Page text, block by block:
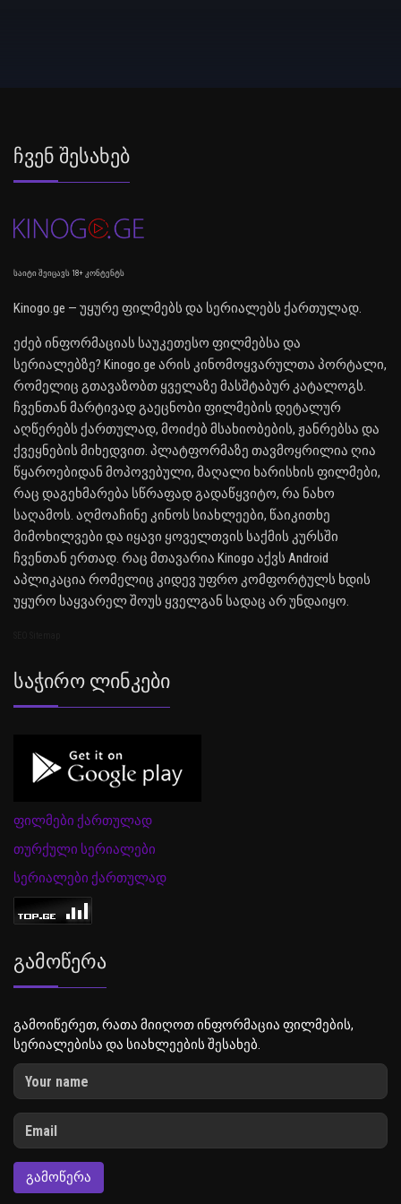
Ჩვენ Შესახებ
საიტი შეიცავს 18+ კონტენტს
Kinogo.ge — უყურე ფილმებს და სერიალებს ქართულად.
ეძებ ინფორმაციას საუკეთესო ფილმებსა და
სერიალებზე? Kinogo.ge არის კინომოყვარულთა პორტალი,
რომელიც გთავაზობთ ყველაზე მასშტაბურ კატალოგს.
ჩვენთან მარტივად გაეცნობი ფილმების დეტალურ
აღწერებს ქართულად, მოიძებ მსახიობების, ჟანრებსა და
ქვეყნების მიხედვით. პლატფორმაზე თავმოყრილია ღია
წყაროებიდან მოპოვებული, მაღალი ხარისხის ფილმები,
რაც დაგეხმარება სწრაფად გადაწყვიტო, რა ნახო
საღამოს. აღმოაჩინე კინოს სიახლეები, წაიკითხე
მიმოხილვები და იყავი ყოველთვის საქმის კურსში
ჩვენთან ერთად. რაც მთავარია Kinogo აქვს Android
აპლიკაცია რომელიც კიდევ უფრო კომფორტულს ხდის
უყურო საყვარელ შოუს ყველგან სადაც არ უნდაიყო.
Საჭირო Ლინკები
ფილმები ქართულად
თურქული სერიალები
სერიალები ქართულად
Გამოწერა
გამოიწერეთ, რათა მიიღოთ ინფორმაცია ფილმების,
სერიალებისა და სიახლეების შესახებ.
ᲒᲐᲛᲝᲬᲔᲠᲐ